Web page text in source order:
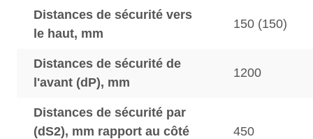
Distances de sécurité vers
le haut, mm
150 (150)
Distances de sécurité de
l'avant (dP), mm
1200
Distances de sécurité par
(dS2), mm rapport au côté
450